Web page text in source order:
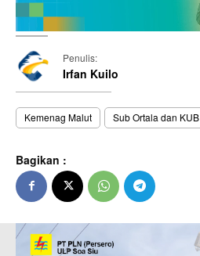
Penulis:
Irfan Kuilo
Kemenag Malut Sub Ortala dan KUB
Bagikan :